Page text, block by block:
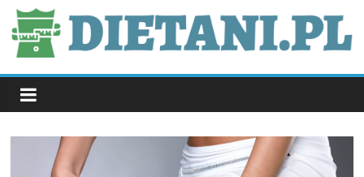
Skip
to
content
dietani.pl